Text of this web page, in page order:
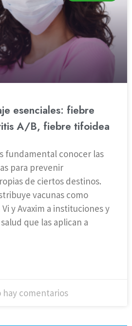
esenciales: fiebre
A/B, fiebre tifoidea
fundamental conocer las
para prevenir
de ciertos destinos.
vacunas como
y Avaxim a instituciones y
que las aplican a
hay comentarios